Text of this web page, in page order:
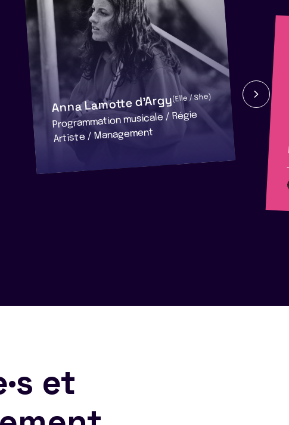
Anna Lamotte d'Argy(Elle / She)
Programmation musicale / Régie
Artiste / Management
et